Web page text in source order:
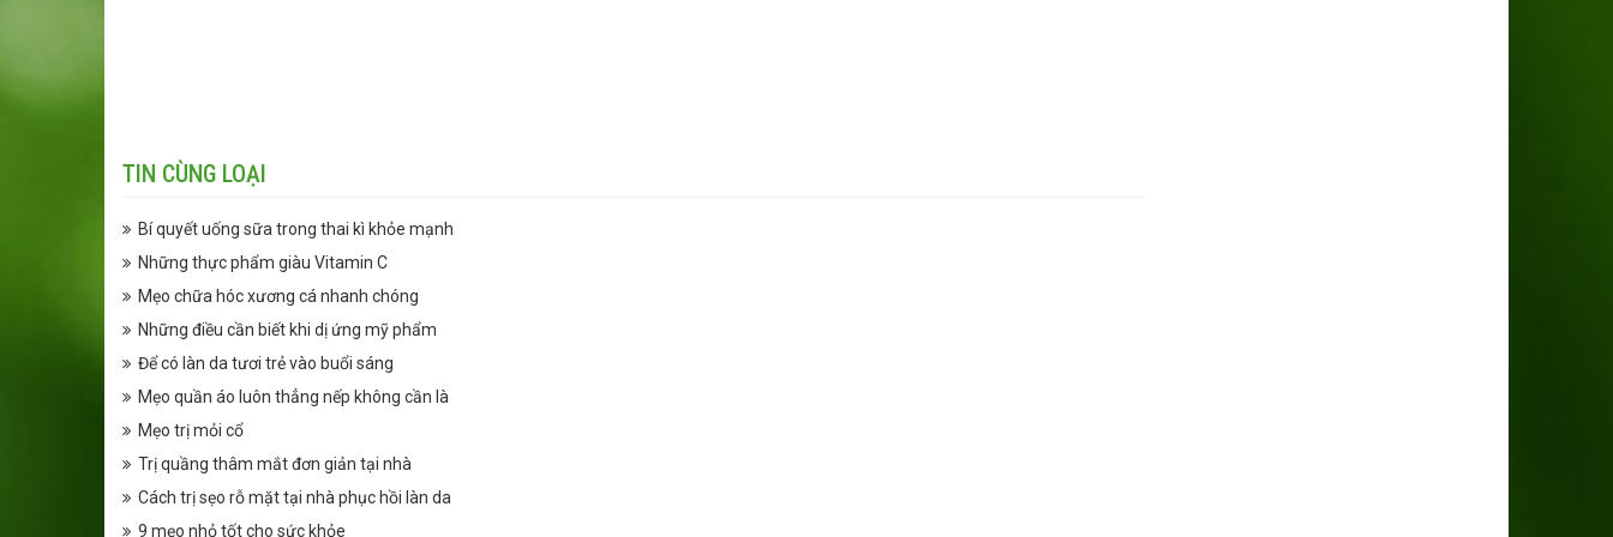
TIN CÙNG LOẠI
Bí quyết uống sữa trong thai kì khỏe mạnh
Những thực phẩm giàu Vitamin C
Mẹo chữa hóc xương cá nhanh chóng
Những điều cần biết khi dị ứng mỹ phẩm
Để có làn da tươi trẻ vào buổi sáng
Mẹo quần áo luôn thẳng nếp không cần là
Mẹo trị mỏi cổ
Trị quầng thâm mắt đơn giản tại nhà
Cách trị sẹo rỗ mặt tại nhà phục hồi làn da
9 mẹo nhỏ tốt cho sức khỏe